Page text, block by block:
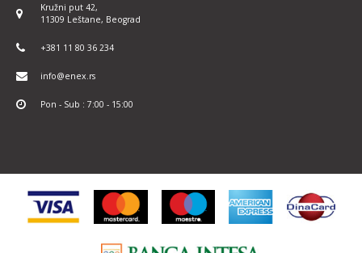
Kružni put 42,
11309 Leštane, Beograd
+381 11 80 36 234
info@enex.rs
Pon - Sub : 7:00 - 15:00